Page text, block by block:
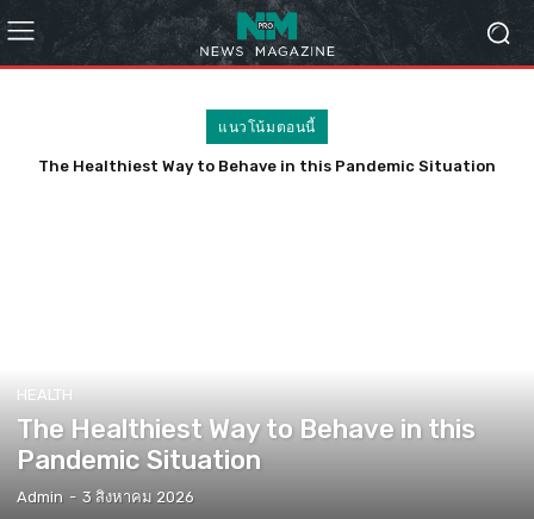
แนวโน้มตอนนี้
The Healthiest Way to Behave in this Pandemic Situation
HEALTH
The Healthiest Way to Behave in this
Pandemic Situation
Admin - 3 สิงหาคม 2026